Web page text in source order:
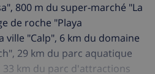
800 m du super-marché "La
de roche "Playa
ville "Calp", 6 km du domaine
29 km du parc aquatique
km du parc d'attractions